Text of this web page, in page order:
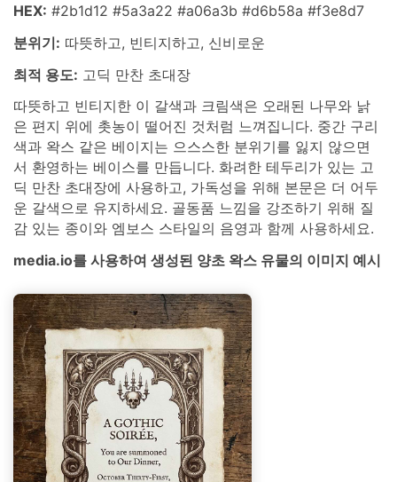
HEX: #2b1d12 #5a3a22 #a06a3b #d6b58a #f3e8d7
분위기: 따뜻하고, 빈티지하고, 신비로운
최적 용도: 고딕 만찬 초대장
따뜻하고 빈티지한 이 갈색과 크림색은 오래된 나무와 낡
은 편지 위에 촛농이 떨어진 것처럼 느껴집니다. 중간 구리
색과 왁스 같은 베이지는 으스스한 분위기를 잃지 않으면
서 환영하는 베이스를 만듭니다. 화려한 테두리가 있는 고
딕 만찬 초대장에 사용하고, 가독성을 위해 본문은 더 어두
운 갈색으로 유지하세요. 골동품 느낌을 강조하기 위해 질
감 있는 종이와 엠보스 스타일의 음영과 함께 사용하세요.
media.io를 사용하여 생성된 양초 왁스 유물의 이미지 예시